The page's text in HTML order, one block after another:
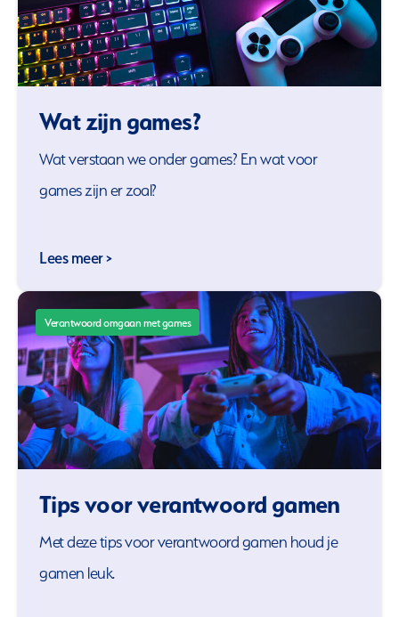
Wat zijn games?
Wat verstaan we onder games? En wat voor
games zijn er zoal?
Lees meer >
Verantwoord omgaan met games
Tips voor verantwoord gamen
Met deze tips voor verantwoord gamen houd je
gamen leuk.